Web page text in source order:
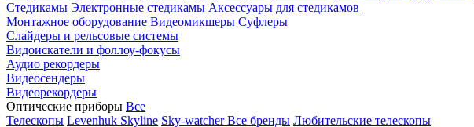
Стедикамы Электронные стедикамы Аксессуары для стедикамов
Монтажное оборудование Видеомикшеры Суфлеры
Слайдеры и рельсовые системы
Видоискатели и фоллоу-фокусы
Аудио рекордеры
Видеосендеры
Видеорекордеры
Оптические приборы Все
Телескопы Levenhuk Skyline Sky-watcherВсе бренды Любительские телескопы